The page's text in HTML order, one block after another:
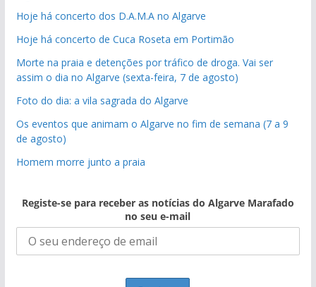
Hoje há concerto dos D.A.M.A no Algarve
Hoje há concerto de Cuca Roseta em Portimão
Morte na praia e detenções por tráfico de droga. Vai ser
assim o dia no Algarve (sexta-feira, 7 de agosto)
Foto do dia: a vila sagrada do Algarve
Os eventos que animam o Algarve no fim de semana (7 a 9
de agosto)
Homem morre junto a praia
Registe-se para receber as notícias do Algarve Marafado
no seu e-mail